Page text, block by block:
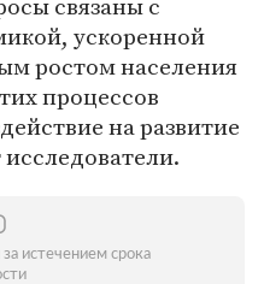
ускоренной
ростом населения
процессов
на развитие
истечением срока